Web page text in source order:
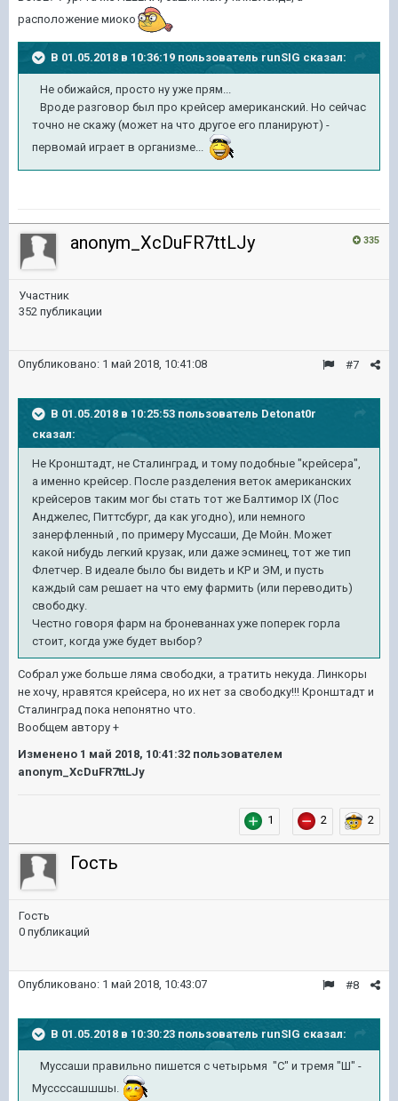
расположение миоко
В 01.05.2018 в 10:36:19 пользователь runSIG сказал:
Не обижайся, просто ну уже прям...
Вроде разговор был про крейсер американский. Но сейчас
точно не скажу (может на что другое его планируют) -
первомай играет в организме...
335
anonym_XcDuFR7ttLJy
Участник
352 публикации
#7
Опубликовано: 1 май 2018, 10:41:08
В 01.05.2018 в 10:25:53 пользователь Detonat0r
сказал:
Не Кронштадт, не Сталинград, и тому подобные "крейсера",
а именно крейсер. После разделения веток американских
крейсеров таким мог бы стать тот же Балтимор IX (Лос
Анджелес, Питтсбург, да как угодно), или немного
занерфленный , по примеру Муссаши, Де Мойн. Может
какой нибудь легкий крузак, или даже эсминец, тот же тип
Флетчер. В идеале было бы видеть и КР и ЭМ, и пусть
каждый сам решает на что ему фармить (или переводить)
свободку.
Честно говоря фарм на броневаннах уже поперек горла
стоит, когда уже будет выбор?
Собрал уже больше ляма свободки, а тратить некуда. Линкоры
не хочу, нравятся крейсера, но их нет за свободку!!! Кронштадт и
Сталинград пока непонятно что.
Вообщем автору +
Изменено 1 май 2018, 10:41:32 пользователем
anonym_XcDuFR7ttLJy
1 2 2
Гость
Гость
0 публикаций
#8
Опубликовано: 1 май 2018, 10:43:07
В 01.05.2018 в 10:30:23 пользователь runSIG сказал:
Муссаши правильно пишется с четырьмя "С" и тремя "Ш" -
Муссссашшшы.